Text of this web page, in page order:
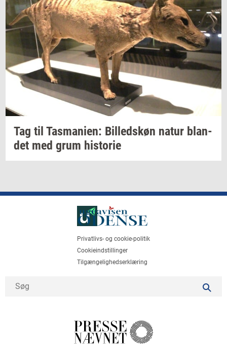
Tag til Tas­ma­ni­en: Bil­leds­køn natur blan­
det med grum hi­sto­rie
Privatlivs- og cookie-politik
Cookieindstillinger
Tilgængelighedserklæring